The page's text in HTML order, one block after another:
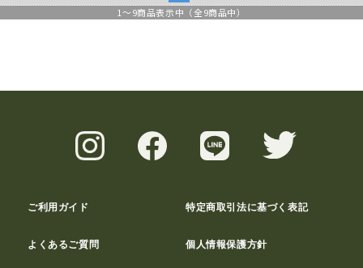
1 ～9商品表示中（全9商品中）
ご利用ガイド 特定商取引法に基づく表記
よくあるご質問 個人情報保護方針